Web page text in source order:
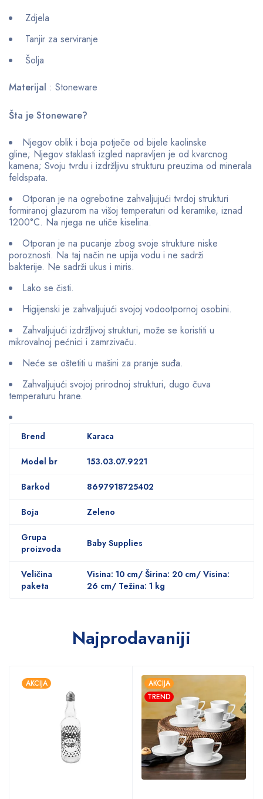
Zdjela
Tanjir za serviranje
Šolja
Materijal : Stoneware
Šta je Stoneware?
Njegov oblik i boja potječe od bijele kaolinske
gline; Njegov staklasti izgled napravljen je od kvarcnog
kamena; Svoju tvrdu i izdržljivu strukturu preuzima od minerala
feldspata.
Otporan je na ogrebotine zahvaljujući tvrdoj strukturi
formiranoj glazurom na višoj temperaturi od keramike, iznad
1200°C. Na njega ne utiče kiselina.
Otporan je na pucanje zbog svoje strukture niske
poroznosti. Na taj način ne upija vodu i ne sadrži
bakterije. Ne sadrži ukus i miris.
Lako se čisti.
Higijenski je zahvaljujući svojoj vodootpornoj osobini.
Zahvaljujući izdržljivoj strukturi, može se koristiti u
mikrovalnoj pećnici i zamrzivaču.
Neće se oštetiti u mašini za pranje suđa.
Zahvaljujući svojoj prirodnoj strukturi, dugo čuva
temperaturu hrane.
Brend Karaca
Model br 153.03.07.9221
Barkod 8697918725402
Boja Zeleno
Grupa
proizvoda
Baby Supplies
Veličina
paketa
Visina: 10 cm/ Širina: 20 cm/ Visina:
26 cm/ Težina: 1 kg
Najprodavaniji
AKCIJA
AKCIJA
TREND